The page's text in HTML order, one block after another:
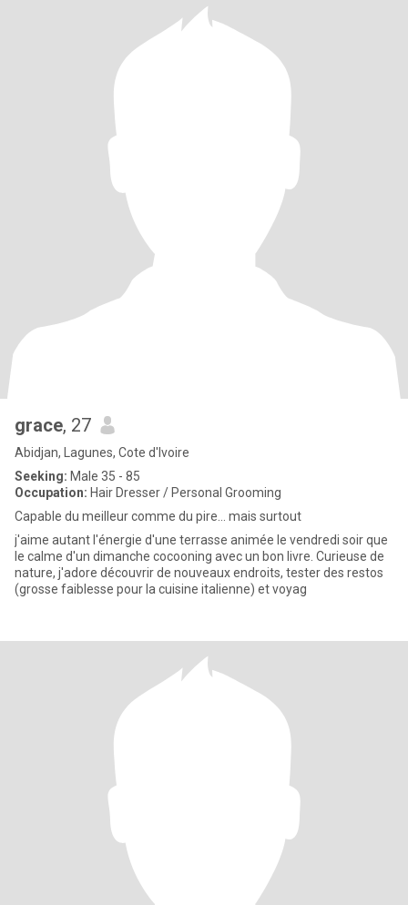
grace, 27
Abidjan, Lagunes, Cote d'Ivoire
Seeking: Male 35 - 85
Occupation: Hair Dresser / Personal Grooming
Capable du meilleur comme du pire... mais surtout
j'aime autant l'énergie d'une terrasse animée le vendredi soir que
le calme d'un dimanche cocooning avec un bon livre. Curieuse de
nature, j'adore découvrir de nouveaux endroits, tester des restos
(grosse faiblesse pour la cuisine italienne) et voyag